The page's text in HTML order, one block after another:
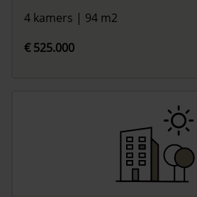
4 kamers | 94 m2
€ 525.000